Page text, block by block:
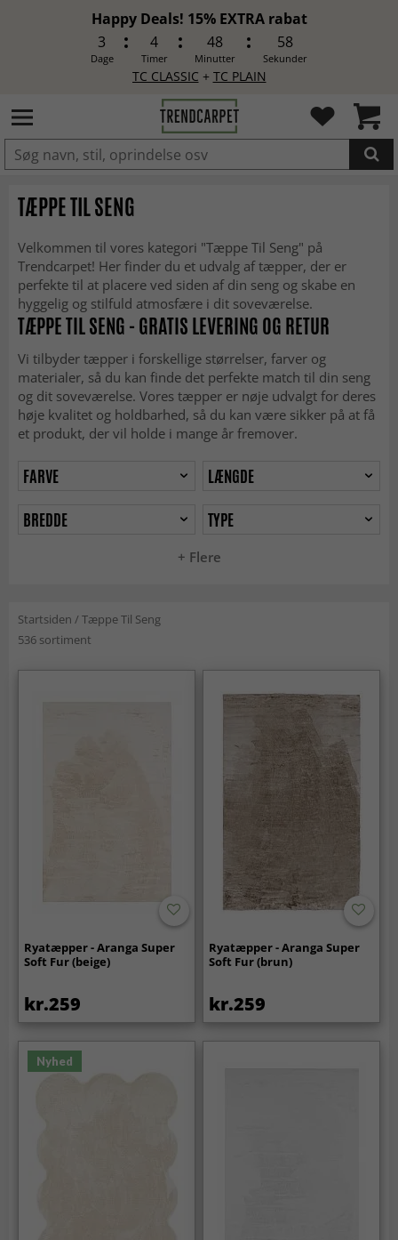
Happy Deals! 15% EXTRA rabat
3
Dage
4
Timer
48
Minutter
56
Sekunder
TC CLASSIC + TC PLAIN
TÆPPE TIL SENG
Velkommen til vores kategori "Tæppe Til Seng" på
Trendcarpet! Her finder du et udvalg af tæpper, der er
perfekte til at placere ved siden af din seng og skabe en
hyggelig og stilfuld atmosfære i dit soveværelse.
TÆPPE TIL SENG - GRATIS LEVERING OG RETUR
Vi tilbyder tæpper i forskellige størrelser, farver og
materialer, så du kan finde det perfekte match til din seng
og dit soveværelse. Vores tæpper er nøje udvalgt for deres
høje kvalitet og holdbarhed, så du kan være sikker på at få
et produkt, der vil holde i mange år fremover.
+ Flere
FARVE
LÆNGDE
BREDDE
TYPE
Startsiden /Tæppe Til Seng
536 sortiment
Ryatæpper - Aranga Super
Soft Fur (beige)
kr.259
Ryatæpper - Aranga Super
Soft Fur (brun)
kr.259
Nyhed